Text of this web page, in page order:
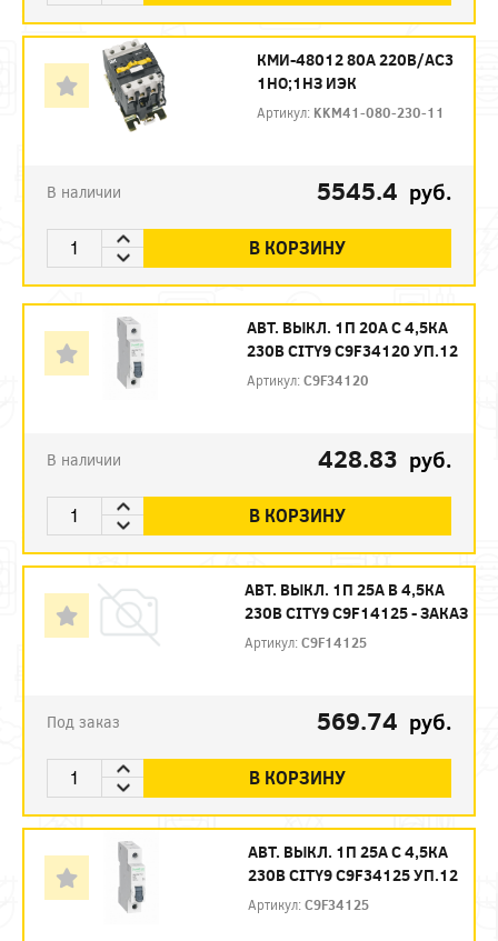
КМИ-48012 80А 220В/АС3
1НО;1НЗ ИЭК
Артикул: KKM41-080-230-11
В наличии 5545.4 руб.
В КОРЗИНУ
АВТ. ВЫКЛ. 1П 20А С 4,5КА
230В CITY9 C9F34120 УП.12
Артикул:C9F34120
В наличии 428.83 руб.
В КОРЗИНУ
АВТ. ВЫКЛ. 1П 25А B 4,5КА
230В CITY9 C9F14125 - ЗАКАЗ
Артикул:C9F14125
Под заказ 569.74 руб.
В КОРЗИНУ
АВТ. ВЫКЛ. 1П 25А С 4,5КА
230В CITY9 C9F34125 УП.12
Артикул:C9F34125